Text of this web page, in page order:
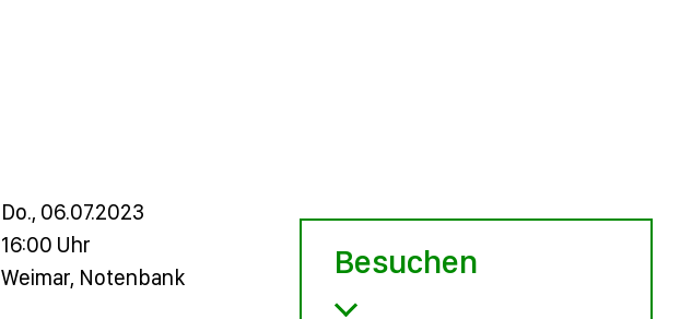
Do., 06.07.2023
16:00 Uhr
Weimar, Notenbank
Besuchen